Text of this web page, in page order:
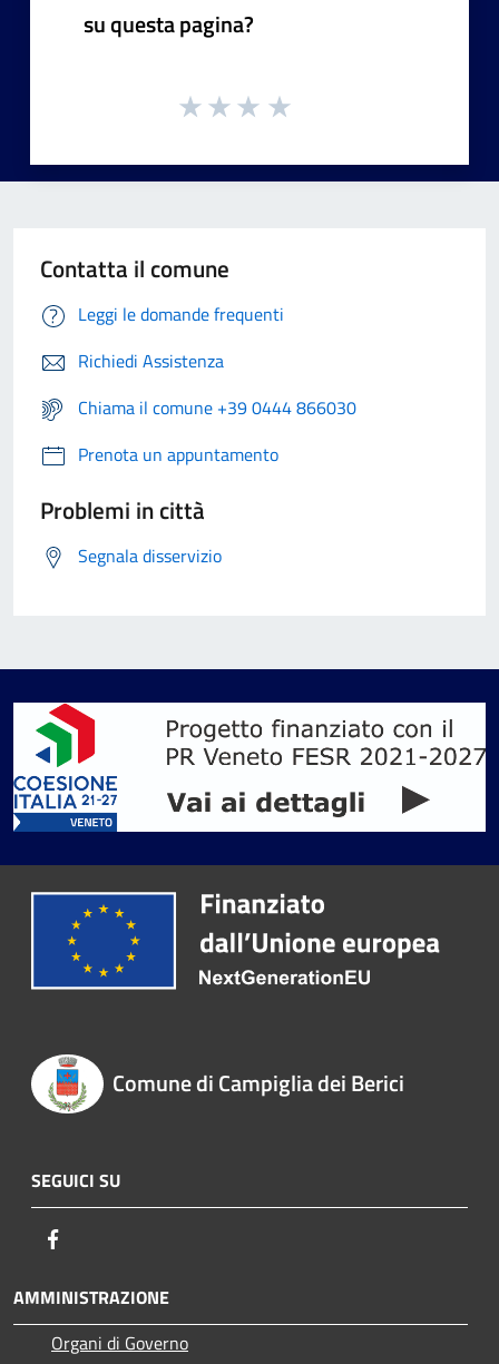
su questa pagina?
Contatta il comune
Leggi le domande frequenti
Richiedi Assistenza
Chiama il comune +39 0444 866030
Prenota un appuntamento
Problemi in città
Segnala disservizio
Comune di Campiglia dei Berici
SEGUICI SU
AMMINISTRAZIONE
Organi di Governo